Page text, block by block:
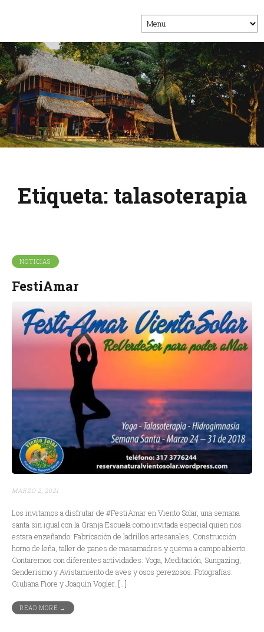
Etiqueta: talasoterapia
NOTICIAS
FestiAmar
MARZO 2, 2021
Los invitamos a disfrutar de #FestiAmar en Viento Solar, una semana
santa sin igual con la Granja Escuela como invitada especial quien nos
estara enzeñando: Fabricación de ladrillos artesanales, Construcción
horno de leña, taller de panes de masamadres y quema a campo abierto.
Contaremos con diferentes actividades: Yoga, Meditación, Sungazing,
Senderismo y Avistamiento de aves y osos perezosos. Fotografías:
Giuliana Fiore y Joaquín Vogler. […]
READ MORE →